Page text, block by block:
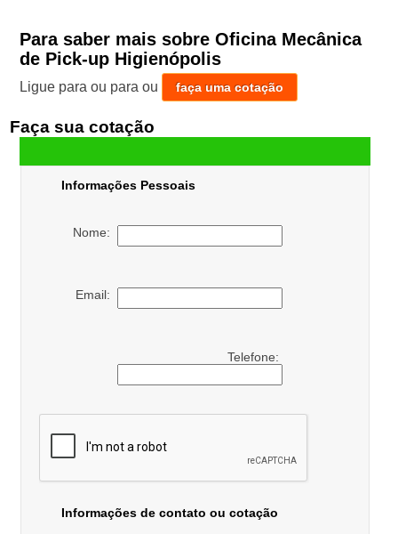
Para saber mais sobre Oficina Mecânica
de Pick-up Higienópolis
Ligue para ou para ou faça uma cotação
Faça sua cotação
Informações Pessoais
Nome:
Email:
Telefone:
Informações de contato ou cotação